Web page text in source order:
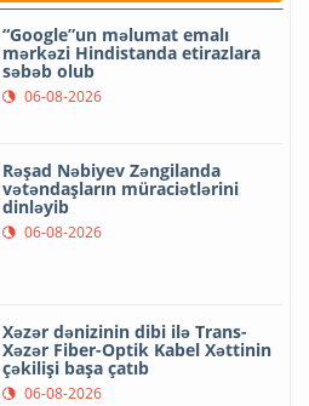
“Google”un məlumat emalı
mərkəzi Hindistanda etirazlara
səbəb olub
06-08-2026
Rəşad Nəbiyev Zəngilanda
vətəndaşların müraciətlərini
dinləyib
06-08-2026
Xəzər dənizinin dibi ilə Trans-
Xəzər Fiber-Optik Kabel Xəttinin
çəkilişi başa çatıb
06-08-2026